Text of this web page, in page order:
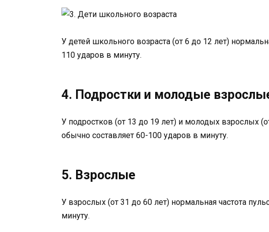
У детей школьного возраста (от 6 до 12 лет)
110 ударов в минуту.
4. Подростки и молодые
У подростков (от 13 до 19 лет) и молодых взрослых
обычно составляет 60-100 ударов в минуту.
5. Взрослые
У взрослых (от 31 до 60 лет) нормальная частота
минуту.